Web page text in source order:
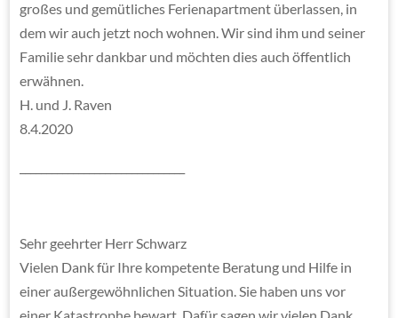
großes und gemütliches Ferienapartment überlassen, in
dem wir auch jetzt noch wohnen. Wir sind ihm und seiner
Familie sehr dankbar und möchten dies auch öffentlich
erwähnen.
H. und J. Raven
8.4.2020
Sehr geehrter Herr Schwarz
Vielen Dank für Ihre kompetente Beratung und Hilfe in
einer außergewöhnlichen Situation. Sie haben uns vor